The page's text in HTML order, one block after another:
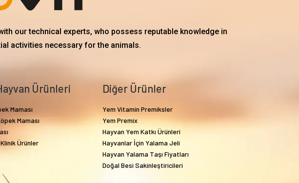
our technical experts, who possess reputable knowledge in
activities necessary for the animals.
Ürünleri
Maması
Maması
Ürünler
Diğer Ürünler
Yem Vitamin Premiksler
Yem Premix
Hayvan Yem Katkı Ürünleri
Hayvanlar İçin Yalama Jeli
Hayvan Yalama Taşı Fiyatları
Doğal Besi Sakinleştiricileri